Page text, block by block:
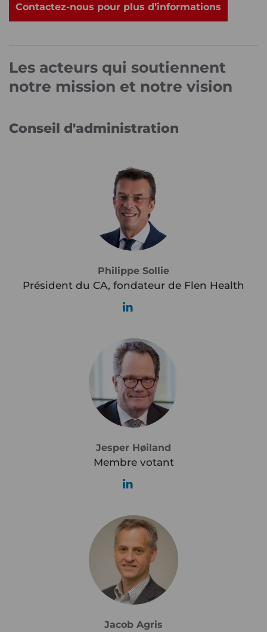
Contactez-nous pour plus d’informations
Les acteurs qui soutiennent
notre mission et notre vision
Conseil d'administration
Philippe Sollie
Président du CA, fondateur de Flen Health
Jesper Høiland
Membre votant
Jacob Agris